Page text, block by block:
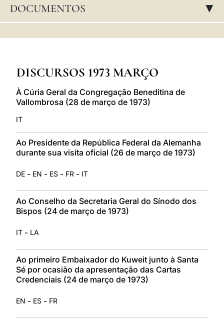
DOCUMENTOS ▸
DISCURSOS 1973 MARÇO
À Cúria Geral da Congregação Beneditina de
Vallombrosa (28 de março de 1973)
IT
Ao Presidente da República Federal da Alemanha
durante sua visita oficial (26 de março de 1973)
DE - EN - ES - FR - IT
Ao Conselho da Secretaria Geral do Sínodo dos
Bispos (24 de março de 1973)
IT - LA
Ao primeiro Embaixador do Kuweit junto à Santa
Sé por ocasião da apresentação das Cartas
Credenciais (24 de março de 1973)
EN - ES - FR